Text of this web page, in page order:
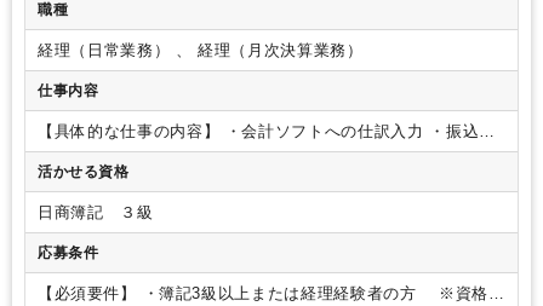
派遣スタッフ活躍中
ルーティンワークがメイン 業務手順等のOJT 土日祝休み
職種
経理（日常業務） 、 経理（月次決算業務）
仕事内容
【具体的な仕事の内容】 ・会計ソフトへの仕訳入力
・振込作
業・その他、経理・事務業務全般・書類の整理・社内総務
（名刺管理・掃除） など
と事務に集中できる環境です。
り取りが発生する場合もあります。
活かせる資格
日商簿記 ３級
応募条件
【必須要件】 ・簿記3級以上または経理経験者の方 ※資格が